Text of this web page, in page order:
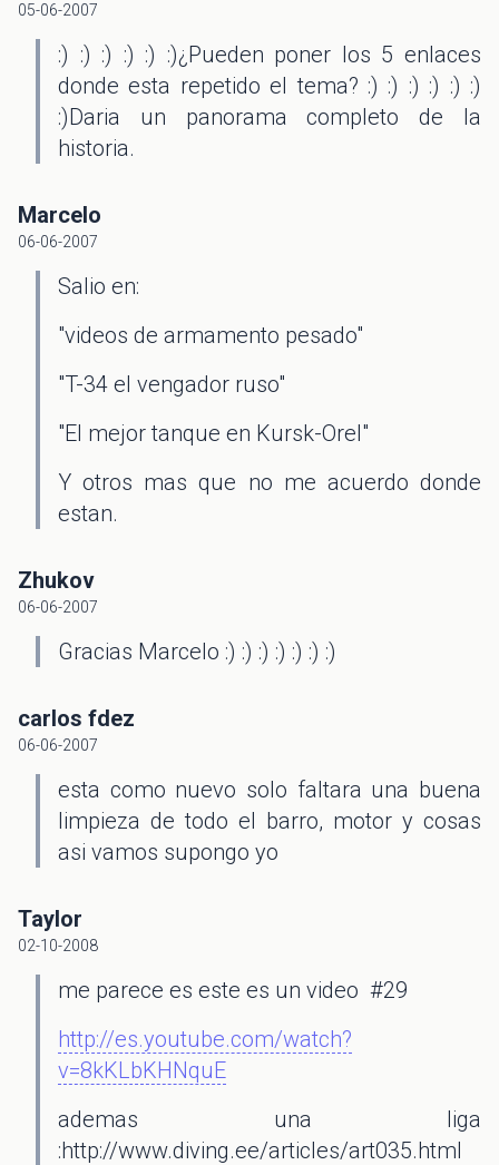
05-06-2007
:) :) :) :) :) :)¿Pueden poner los 5 enlaces
donde esta repetido el tema? :) :) :) :) :) :)
:)Daria un panorama completo de la
historia.
Marcelo
06-06-2007
Salio en:
"videos de armamento pesado"
"T-34 el vengador ruso"
"El mejor tanque en Kursk-Orel"
Y otros mas que no me acuerdo donde
estan.
Zhukov
06-06-2007
Gracias Marcelo :) :) :) :) :) :) :)
carlos fdez
06-06-2007
esta como nuevo solo faltara una buena
limpieza de todo el barro, motor y cosas
asi vamos supongo yo
Taylor
02-10-2008
me parece es este es un video #29
http://es.youtube.com/watch?
v=8kKLbKHNquE
ademas una liga
:http://www.diving.ee/articles/art035.html